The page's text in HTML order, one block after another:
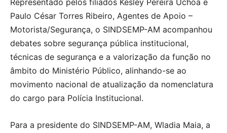
Representado pelos filiados Kesley Pereira Uchoa e
Paulo César Torres Ribeiro, Agentes de Apoio –
Motorista/Segurança, o SINDSEMP-AM acompanhou
debates sobre segurança pública institucional,
técnicas de segurança e a valorização da função no
âmbito do Ministério Público, alinhando-se ao
movimento nacional de atualização da nomenclatura
do cargo para Polícia Institucional.
Para a presidente do SINDSEMP-AM, Wladia Maia, a